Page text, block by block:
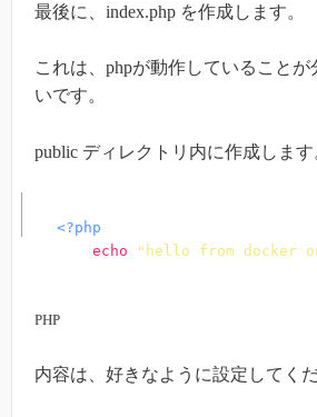
最後に、index.php を作成します。
これは、phpが動作していることが
いです。
public ディレクトリ内に作成します
<?php
echo
"hello from docker
PHP
内容は、好きなように設定してくだ